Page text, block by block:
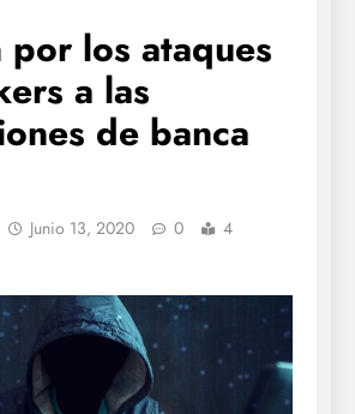
los ataques
a las
de banca
Junio 13, 2020 0
4